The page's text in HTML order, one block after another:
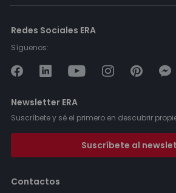
Redes Sociales ERA
Síguenos:
Newsletter ERA
Suscríbete y sé el primero en descubrir
Suscríbete al
Contactos